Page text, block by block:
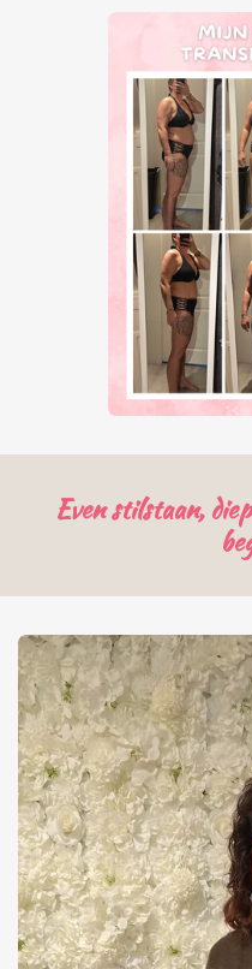
Even stilstaan,